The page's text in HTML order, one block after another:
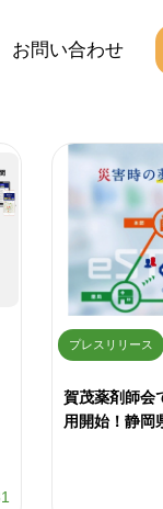
お問い合わせ
プレスリリース
賀茂薬剤師会
用開始！静岡